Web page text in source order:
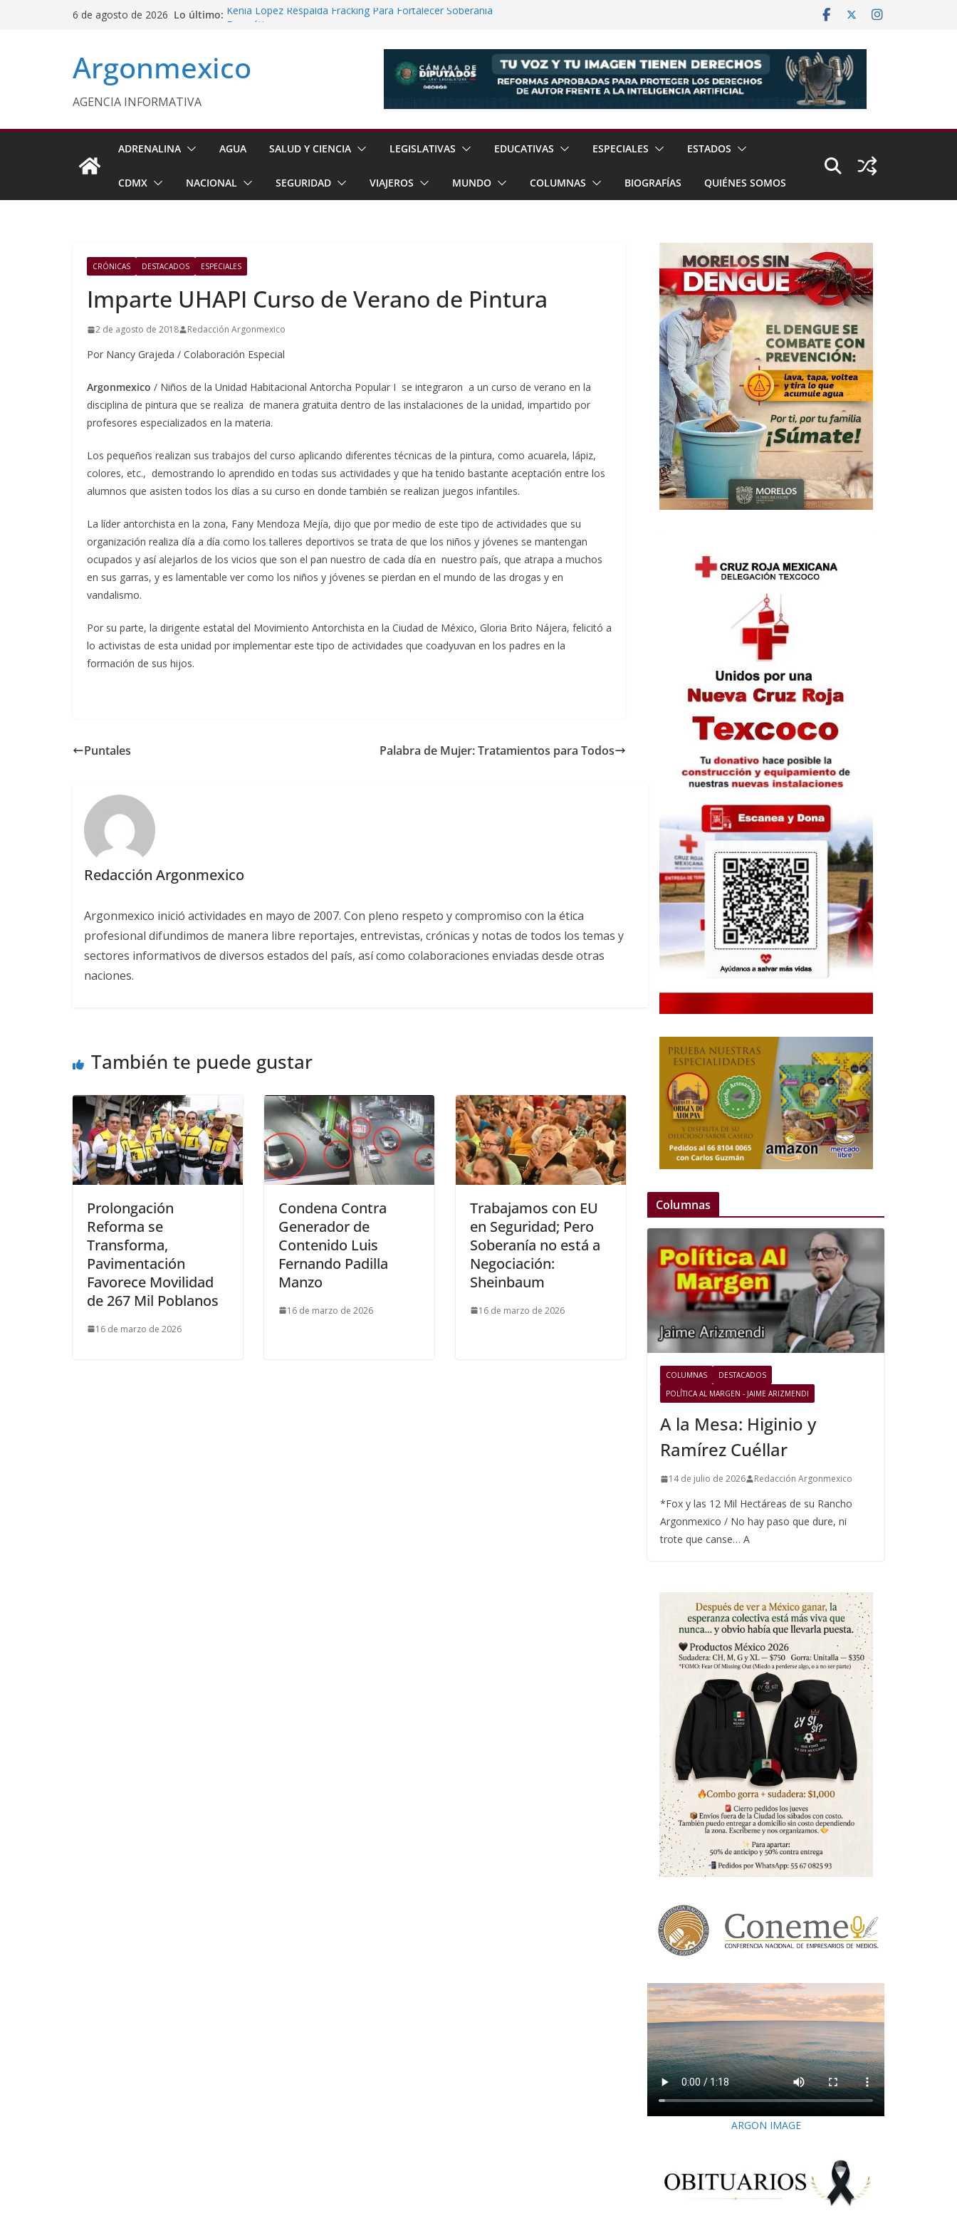
6 de agosto de 2026 Lo último: Kenia López Respalda Fracking Para Fortalecer Soberanía
Edomex Conmemora Día Internacional de los Pueblos
Monreal Llama a Cerrar Filas con Sheinbaum Ante Presiones
Exteriores
Argonmexico
AGENCIA INFORMATIVA
ADRENALINA AGUA SALUD Y CIENCIA LEGISLATIVAS EDUCATIVAS ESPECIALES ESTADOS
CDMX NACIONAL SEGURIDAD VIAJEROS MUNDO COLUMNAS BIOGRAFÍAS QUIÉNES SOMOS
CRÓNICAS DESTACADOS ESPECIALES
Imparte UHAPI Curso de Verano de Pintura
2 de agosto de 2018 Redacción Argonmexico
Por Nancy Grajeda / Colaboración Especial
Argonmexico / Niños de la Unidad Habitacional Antorcha Popular I se integraron a un curso de verano en la
disciplina de pintura que se realiza de manera gratuita dentro de las instalaciones de la unidad, impartido por
profesores especializados en la materia.
Los pequeños realizan sus trabajos del curso aplicando diferentes técnicas de la pintura, como acuarela, lápiz,
colores, etc., demostrando lo aprendido en todas sus actividades y que ha tenido bastante aceptación entre los
alumnos que asisten todos los días a su curso en donde también se realizan juegos infantiles.
La líder antorchista en la zona, Fany Mendoza Mejía, dijo que por medio de este tipo de actividades que su
organización realiza día a día como los talleres deportivos se trata de que los niños y jóvenes se mantengan
ocupados y así alejarlos de los vicios que son el pan nuestro de cada día en nuestro país, que atrapa a muchos
en sus garras, y es lamentable ver como los niños y jóvenes se pierdan en el mundo de las drogas y en
vandalismo.
Por su parte, la dirigente estatal del Movimiento Antorchista en la Ciudad de México, Gloria Brito Nájera, felicitó a
lo activistas de esta unidad por implementar este tipo de actividades que coadyuvan en los padres en la
formación de sus hijos.
Puntales Palabra de Mujer: Tratamientos para Todos
Redacción Argonmexico
Argonmexico inició actividades en mayo de 2007. Con pleno respeto y compromiso con la ética
profesional difundimos de manera libre reportajes, entrevistas, crónicas y notas de todos los temas y
sectores informativos de diversos estados del país, así como colaboraciones enviadas desde otras
naciones.
También te puede gustar
Prolongación
Reforma se
Transforma,
Pavimentación
Favorece Movilidad
de 267 Mil Poblanos
16 de marzo de 2026
Condena Contra
Generador de
Contenido Luis
Fernando Padilla
Manzo
16 de marzo de 2026
Trabajamos con EU
en Seguridad; Pero
Soberanía no está a
Negociación:
Sheinbaum
16 de marzo de 2026
Columnas
COLUMNAS
DESTACADOS
POLÍTICA AL MARGEN - JAIME ARIZMENDI
A la Mesa: Higinio y
Ramírez Cuéllar
14 de julio de 2026 Redacción Argonmexico
*Fox y las 12 Mil Hectáreas de su Rancho
Argonmexico / No hay paso que dure, ni
trote que canse… A
ARGON IMAGE